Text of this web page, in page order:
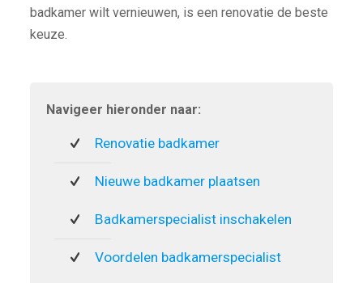
badkamer wilt vernieuwen, is een renovatie de beste
keuze.
Navigeer hieronder naar:
Renovatie badkamer
Nieuwe badkamer plaatsen
Badkamerspecialist inschakelen
Voordelen badkamerspecialist